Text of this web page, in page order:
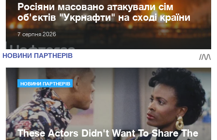
Росіяни масовано атакували сім
об'єктів "Укрнафти" на сході країни
7 серпня 2026